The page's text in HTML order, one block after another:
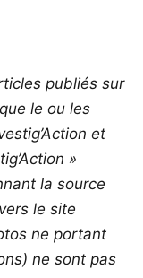
publiés sur
le ou les
et
»
la source
le site
ne portant
ne sont pas